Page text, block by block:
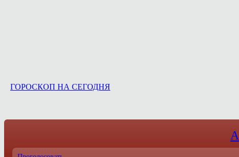
ГОРОСКОП НА СЕГОДНЯ